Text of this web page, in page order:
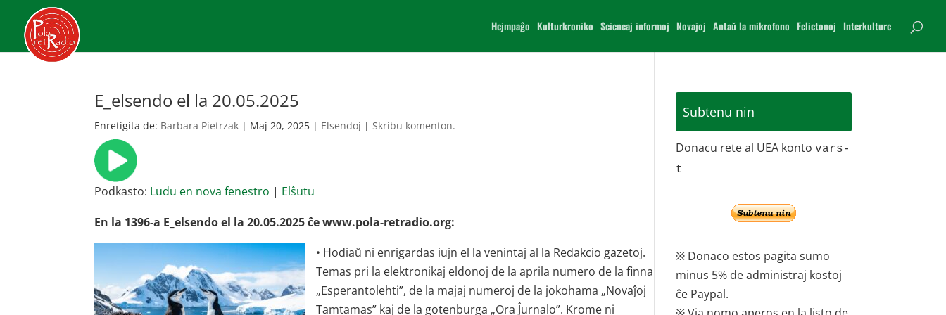
Hejmpaĝo Kulturkroniko Sciencaj informoj Novajoj Antaŭ la mikrofono Felietonoj Interkulture
E_elsendo el la 20.05.2025
Enretigita de: Barbara Pietrzak | Maj 20, 2025 | Elsendoj |Skribu komenton.
Podkasto: Ludu en nova fenestro | Elŝutu
En la 1396-a E_elsendo el la 20.05.2025 ĉe www.pola-retradio.org:
• Hodiaŭ ni enrigardas iujn el la venintaj al la Redakcio gazetoj.
Temas pri la elektronikaj eldonoj de la aprila numero de la finna
„Esperantolehti”, de la majaj numeroj de la jokohama „Novaĵoj
Tamtamas” kaj de la gotenburga „Ora Ĵurnalo”. Krome ni
Subtenu nin
Donacu rete al UEA kontovars-
t
※ Donaco estos pagita sumo
minus 5% de administraj kostoj
ĉe Paypal.